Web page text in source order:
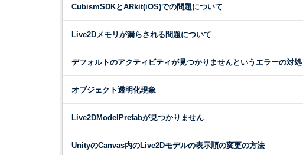
CubismSDKとARkit(iOS)での問題について
Live2Dメモリが漏らされる問題について
デフォルトのアクティビティが見つかりませんというエラーの対処
オブジェクト透明化現象
Live2DModelPrefabが見つかりません
UnityのCanvas内のLive2Dモデルの表示順の変更の方法